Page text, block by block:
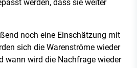
werden, dass sie weiter
noch eine Einschätzung mit
sich die Warenströme wieder
wann wird die Nachfrage wieder